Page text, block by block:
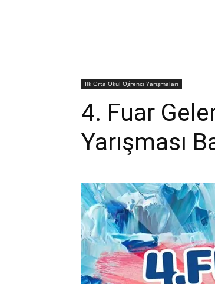
İlk Orta Okul Öğrenci Yarışmaları
4. Fuar
Yarışması